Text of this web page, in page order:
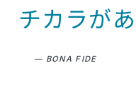
チカラがあ
— BONA FIDE